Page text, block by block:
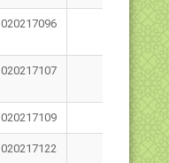
020217096
020217107
020217109
020217122